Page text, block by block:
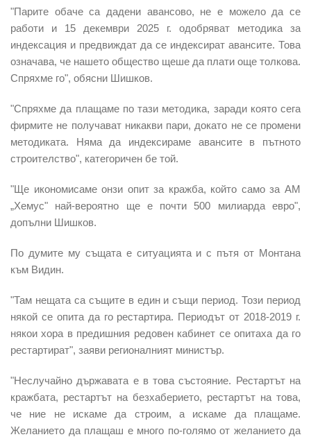
"Парите обаче са дадени авансово, не е можело да се
работи и 15 декември 2025 г. одобряват методика за
индексация и предвиждат да се индексират авансите. Това
означава, че нашето общество щеше да плати още толкова.
Спряхме го", обясни Шишков.
"Спряхме да плащаме по тази методика, заради която сега
фирмите не получават никакви пари, докато не се промени
методиката. Няма да индексираме авансите в пътното
строителство", категоричен бе той.
"Ще икономисаме онзи опит за кражба, който само за АМ
„Хемус" най-вероятно ще е почти 500 милиарда евро",
допълни Шишков.
По думите му същата е ситуацията и с пътя от Монтана
към Видин.
"Там нещата са същите в един и същи период. Този период
някой се опита да го рестартира. Периодът от 2018-2019 г.
някои хора в предишния редовен кабинет се опитаха да го
рестартират", заяви регионалният министър.
"Неслучайно държавата е в това състояние. Рестартът на
кражбата, рестартът на безхаберието, рестартът на това,
че ние не искаме да строим, а искаме да плащаме.
Желанието да плащаш е много по-голямо от желанието да